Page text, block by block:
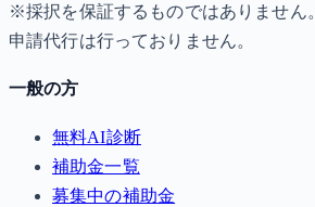
※採択を保証するものではありません。
申請代行は行っておりません。
一般の方
無料AI診断
補助金一覧
募集中の補助金